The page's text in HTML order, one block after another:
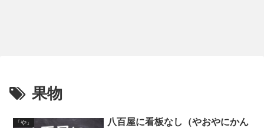
果物
「や」
八百屋に看板なし（やおやにかん